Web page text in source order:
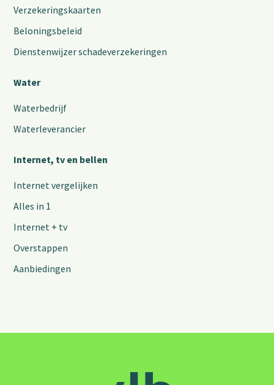
Verzekeringskaarten
Beloningsbeleid
Dienstenwijzer schadeverzekeringen
Water
Waterbedrijf
Waterleverancier
Internet, tv en bellen
Internet vergelijken
Alles in 1
Internet + tv
Overstappen
Aanbiedingen